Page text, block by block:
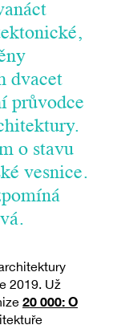
dvacet
průvodce
o stavu
vesnice.
2019. Už
20 000: O